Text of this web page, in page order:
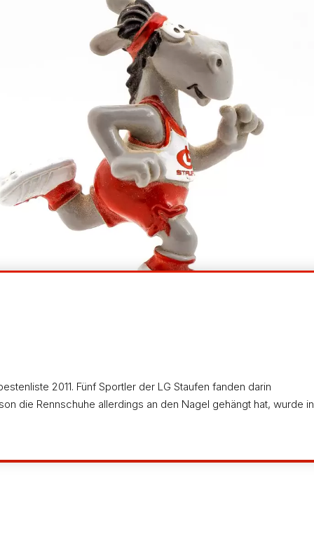
2011. Fünf Sportler der LG Staufen fanden darin
die Rennschuhe allerdings an den Nagel gehängt hat, wurde in